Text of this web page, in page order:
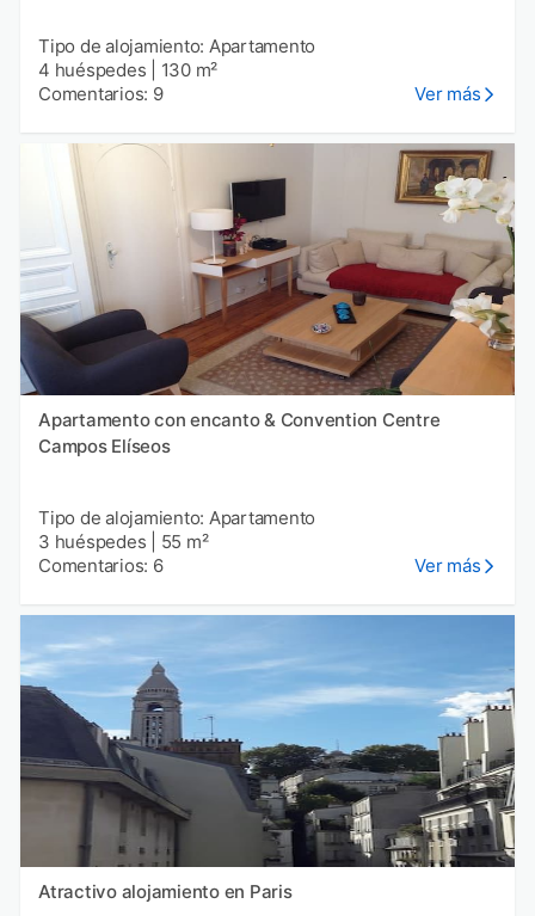
Tipo de alojamiento: Apartamento
4 huéspedes
130 m²
Comentarios: 9
Ver más
Apartamento con encanto & Convention Centre
Campos Elíseos
Tipo de alojamiento: Apartamento
3 huéspedes
55 m²
Comentarios: 6
Ver más
Atractivo alojamiento en Paris